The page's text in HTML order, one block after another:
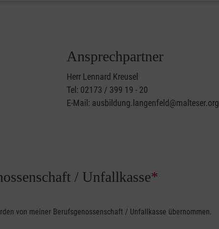
Ansprechpartner
Herr Lennard Kreusel
Tel: 02173 / 399 19 - 20
E-Mail: ausbildung.langenfeld@malteser.org
/ Unfallkasse*
von meiner Berufsgenossenschaft / Unfallkasse übernommen.